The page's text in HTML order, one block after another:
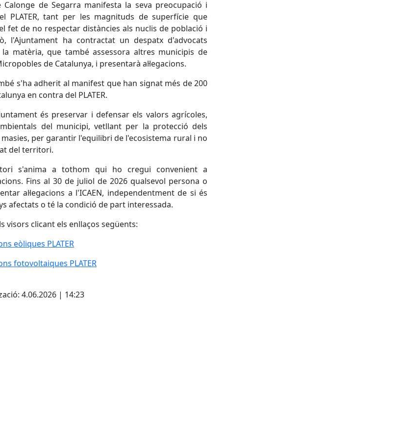
Calonge de Segarra manifesta la seva preocupació i
PLATER, tant per les magnituds de superfície que
fet de no respectar distàncies als nuclis de població i
l'Ajuntament ha contractat un despatx d'advocats
la matèria, que també assessora altres municipis de
de Catalunya, i presentarà al·legacions.
s'ha adherit al manifest que han signat més de 200
en contra del PLATER.
és preservar i defensar els valors agrícoles,
del municipi, vetllant per la protecció dels
per garantir l'equilibri de l'ecosistema rural i no
del territori.
s'anima a tothom qui ho cregui convenient a
Fins al 30 de juliol de 2026 qualsevol persona o
al·legacions a l'ICAEN, independentment de si és
afectats o té la condició de part interessada.
visors clicant els enllaços següents:
eòliques PLATER
fotovoltaiques PLATER
4.06.2026 | 14:23